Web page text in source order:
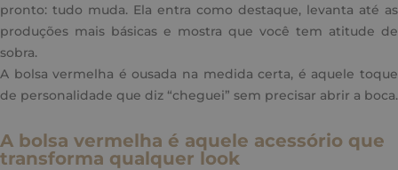
pronto: tudo muda. Ela entra como destaque, levanta até as
produções mais básicas e mostra que você tem atitude de
sobra.
A bolsa vermelha é ousada na medida certa, é aquele toque
de personalidade que diz “cheguei” sem precisar abrir a boca.
A bolsa vermelha é aquele acessório que
transforma qualquer look